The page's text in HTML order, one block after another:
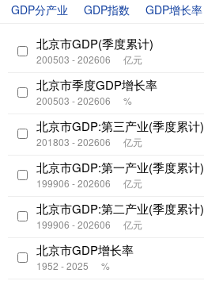
GDP分产业 GDP指数 GDP增长率
北京市GDP(季度累计)
200503 - 202606 亿元
北京市季度GDP增长率
200503 - 202606 %
北京市GDP:第三产业(季度累计)
201803 - 202606 亿元
北京市GDP:第一产业(季度累计)
199906 - 202606 亿元
北京市GDP:第二产业(季度累计)
199906 - 202606 亿元
北京市GDP增长率
1952 - 2025 %